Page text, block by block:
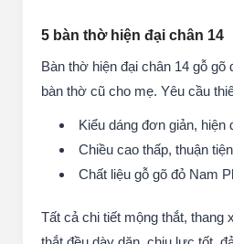
5 bàn thờ hiện đại chân 14
Bàn thờ hiện đại chân 14 gỗ gõ
bàn thờ cũ cho mẹ. Yêu cầu
Kiểu dáng đơn giản, hiện
Chiều cao thấp, thuận
Chất liệu gỗ gõ đỏ Nam
Tất cả chi tiết mộng thắt, thang